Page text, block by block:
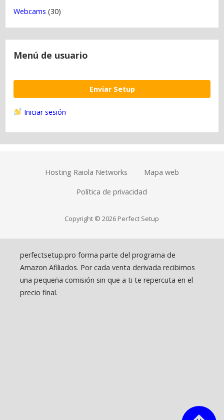
Webcams (30)
Menú de usuario
Enviar Setup
Iniciar sesión
Hosting Raiola Networks Mapa web
Política de privacidad
Copyright © 2026 Perfect Setup
perfectsetup.pro forma parte del programa de
Amazon Afiliados. Por cada venta derivada recibimos
una pequeña comisión sin que a ti te repercuta en el
precio final.